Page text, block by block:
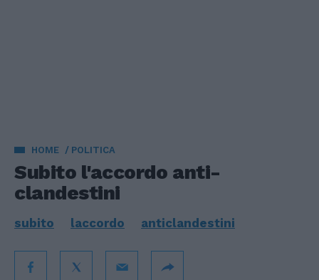
HOME POLITICA
Subito l'accordo anti-
clandestini
subito laccordo anticlandestini